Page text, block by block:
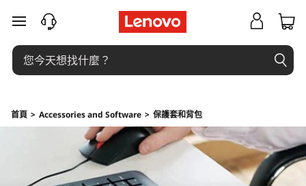
公
事
包
跳至主要內容
首頁 > Accessories and Software > 保護套和背包